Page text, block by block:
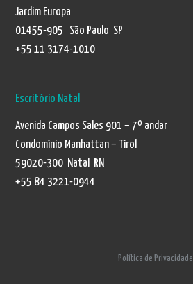
Jardim Europa
01455-905 São Paulo SP
+55 11 3174-1010
Escritório Natal
Avenida Campos Sales 901 – 7º andar
Condomínio Manhattan – Tirol
59020-300 Natal RN
+55 84 3221-0944
Política de Privacidade